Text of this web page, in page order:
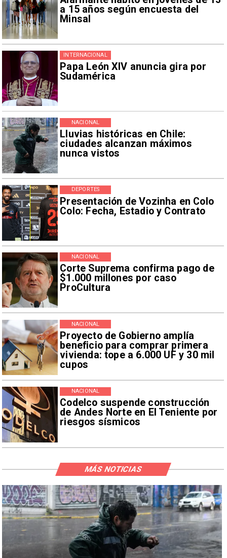
a 15 años según encuesta del
Minsal
Papa León XIV anuncia gira por
Sudamérica
INTERNACIONAL
Lluvias históricas en Chile:
ciudades alcanzan máximos
nunca vistos
NACIONAL
Presentación de Vozinha en Colo
Colo: Fecha, Estadio y Contrato
DEPORTES
Corte Suprema confirma pago de
$1.000 millones por caso
ProCultura
NACIONAL
Proyecto de Gobierno amplía
beneficio para comprar primera
vivienda: tope a 6.000 UF y 30 mil
cupos
NACIONAL
Codelco suspende construcción
de Andes Norte en El Teniente por
riesgos sísmicos
NACIONAL
MÁS NOTICIAS